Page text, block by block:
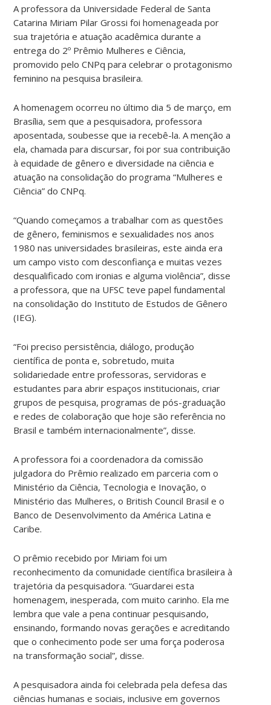
A professora da Universidade Federal de Santa
Catarina Miriam Pilar Grossi foi homenageada por
sua trajetória e atuação acadêmica durante a
entrega do 2º Prêmio Mulheres e Ciência,
promovido pelo CNPq para celebrar o protagonismo
feminino na pesquisa brasileira.
A homenagem ocorreu no último dia 5 de março, em
Brasília, sem que a pesquisadora, professora
aposentada, soubesse que ia recebê-la. A menção a
ela, chamada para discursar, foi por sua contribuição
à equidade de gênero e diversidade na ciência e
atuação na consolidação do programa “Mulheres e
Ciência” do CNPq.
“Quando começamos a trabalhar com as questões
de gênero, feminismos e sexualidades nos anos
1980 nas universidades brasileiras, este ainda era
um campo visto com desconfiança e muitas vezes
desqualificado com ironias e alguma violência”, disse
a professora, que na UFSC teve papel fundamental
na consolidação do Instituto de Estudos de Gênero
(IEG).
“Foi preciso persistência, diálogo, produção
científica de ponta e, sobretudo, muita
solidariedade entre professoras, servidoras e
estudantes para abrir espaços institucionais, criar
grupos de pesquisa, programas de pós-graduação
e redes de colaboração que hoje são referência no
Brasil e também internacionalmente”, disse.
A professora foi a coordenadora da comissão
julgadora do Prêmio realizado em parceria com o
Ministério da Ciência, Tecnologia e Inovação, o
Ministério das Mulheres, o British Council Brasil e o
Banco de Desenvolvimento da América Latina e
Caribe.
O prêmio recebido por Miriam foi um
reconhecimento da comunidade científica brasileira à
trajetória da pesquisadora. “Guardarei esta
homenagem, inesperada, com muito carinho. Ela me
lembra que vale a pena continuar pesquisando,
ensinando, formando novas gerações e acreditando
que o conhecimento pode ser uma força poderosa
na transformação social”, disse.
A pesquisadora ainda foi celebrada pela defesa das
ciências humanas e sociais, inclusive em governos